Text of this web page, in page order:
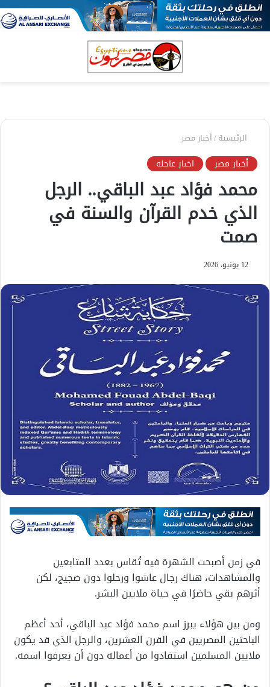
الرئيسية/أخبار مصر
أخبار مصر اخبار عاجله
محمد فؤاد عبد الباقي.. الرجل
الذي خدم القرآن والسنة في
صمت
12 يونيو، 2026
في زمن أصبحت الشهرة فيه تُقاس بعدد المتابعين
والمشاهدات، هناك رجال عاشوا ورحلوا دون ضجيج، لكن
أثرهم بقي حاضرًا في حياة ملايين البشر.
ومن بين هؤلاء يبرز اسم محمد فؤاد عبد الباقي، أحد أعظم
الباحثين المصريين في القرن العشرين، والرجل الذي قد يكون
ملايين المسلمين استفادوا من أعماله دون أن يعرفوا اسمه.